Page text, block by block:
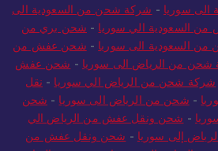
سوريا - شركة شحن من السعودية الى
السعودية الي سوريا - شحن بري من
السعودية الى سوريا - شحن عفش من
شحن من الرياض الى سوريا - شحن عفش
شركة شحن من الرياض الي سوريا - نقل
- شحن من الرياض الى سوريا - شحن
- شحن ونقل عفش من الرياض الي
إلى سوريا - شحن ونقل عفش من